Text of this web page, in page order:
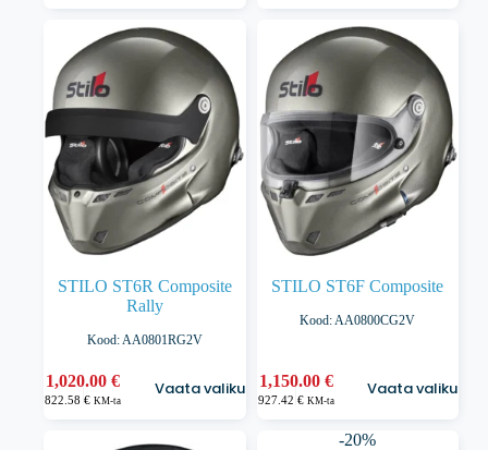
Valikuid
saab
teha
tootelehel.
Valikuid
saab
teha
tootelehel.
STILO ST6R Composite
Rally
Kood: AA0801RG2V
1,020.00€
822.58€ KM-ta
Vaata valikuid
Sellel
tootel
STILO ST6F Composite
Kood: AA0800CG2V
1,150.00 €
927.42 € KM-ta
Vaata valikuid
Sellel
tootel
-20%